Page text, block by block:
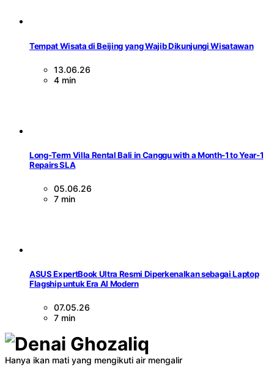
Tempat Wisata di Beijing yang Wajib Dikunjungi Wisatawan
13.06.26
4 min
Long-Term Villa Rental Bali in Canggu with a Month-1 to Year-1
Repairs SLA
05.06.26
7 min
ASUS ExpertBook Ultra Resmi Diperkenalkan sebagai Laptop
Flagship untuk Era AI Modern
07.05.26
7 min
Hanya ikan mati yang mengikuti air mengalir